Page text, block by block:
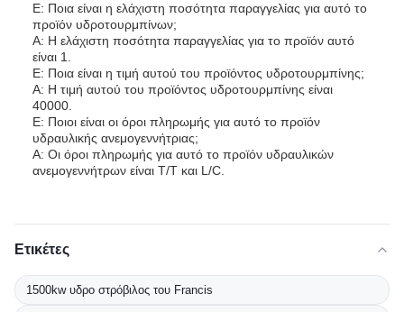
Ε: Ποια είναι η ελάχιστη ποσότητα παραγγελίας για αυτό το
προϊόν υδροτουρμπίνων;
Α: Η ελάχιστη ποσότητα παραγγελίας για το προϊόν αυτό
είναι 1.
Ε: Ποια είναι η τιμή αυτού του προϊόντος υδροτουρμπίνης;
Α: Η τιμή αυτού του προϊόντος υδροτουρμπίνης είναι
40000.
Ε: Ποιοι είναι οι όροι πληρωμής για αυτό το προϊόν
υδραυλικής ανεμογεννήτριας;
Α: Οι όροι πληρωμής για αυτό το προϊόν υδραυλικών
ανεμογεννήτρων είναι T/T και L/C.
Ετικέτες
1500kw υδρο στρόβιλος του Francis